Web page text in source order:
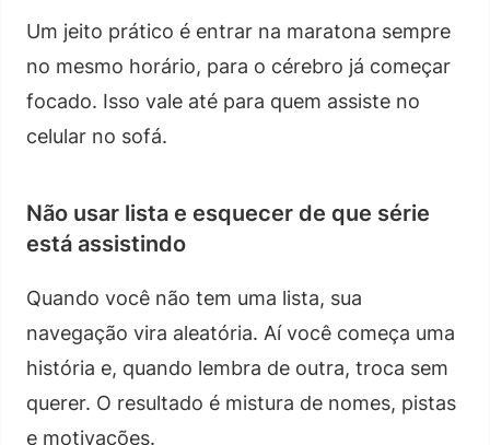
Um jeito prático é entrar na maratona sempre
no mesmo horário, para o cérebro já começar
focado. Isso vale até para quem assiste no
celular no sofá.
Não usar lista e esquecer de que série
está assistindo
Quando você não tem uma lista, sua
navegação vira aleatória. Aí você começa uma
história e, quando lembra de outra, troca sem
querer. O resultado é mistura de nomes, pistas
e motivações.